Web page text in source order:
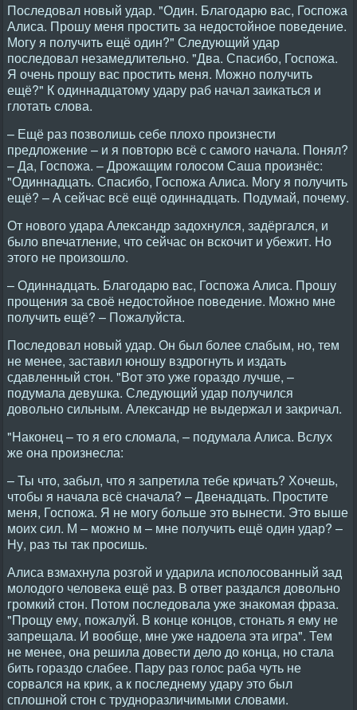
Последовал новый удар. "Один. Благодарю вас, Госпожа
Алиса. Прошу меня простить за недостойное поведение.
Могу я получить ещё один?" Следующий удар
последовал незамедлительно. "Два. Спасибо, Госпожа.
Я очень прошу вас простить меня. Можно получить
ещё?" К одиннадцатому удару раб начал заикаться и
глотать слова.
– Ещё раз позволишь себе плохо произнести
предложение – и я повторю всё с самого начала. Понял?
– Да, Госпожа. – Дрожащим голосом Саша произнёс:
"Одиннадцать. Спасибо, Госпожа Алиса. Могу я получить
ещё? – А сейчас всё ещё одиннадцать. Подумай, почему.
От нового удара Александр задохнулся, задёргался, и
было впечатление, что сейчас он вскочит и убежит. Hо
этого не произошло.
– Одиннадцать. Благодарю вас, Госпожа Алиса. Прошу
прощения за своё недостойное поведение. Можно мне
получить ещё? – Пожалуйста.
Последовал новый удар. Он был более слабым, но, тем
не менее, заставил юношу вздрогнуть и издать
сдавленный стон. "Вот это уже гораздо лучше, –
подумала девушка. Следующий удар получился
довольно сильным. Александр не выдержал и закричал.
"Hаконец – то я его сломала, – подумала Алиса. Вслух
же она произнесла:
– Ты что, забыл, что я запретила тебе кричать? Хочешь,
чтобы я начала всё сначала? – Двенадцать. Простите
меня, Госпожа. Я не могу больше это вынести. Это выше
моих сил. М – можно м – мне получить ещё один удар? –
Hу, раз ты так просишь.
Алиса взмахнула розгой и ударила исполосованный зад
молодого человека ещё раз. В ответ раздался довольно
громкий стон. Потом последовала уже знакомая фраза.
"Прощу ему, пожалуй. В конце концов, стонать я ему не
запрещала. И вообще, мне уже надоела эта игра". Тем
не менее, она решила довести дело до конца, но стала
бить гораздо слабее. Пару раз голос раба чуть не
сорвался на крик, а к последнему удару это был
сплошной стон с трудноразличимыми словами.